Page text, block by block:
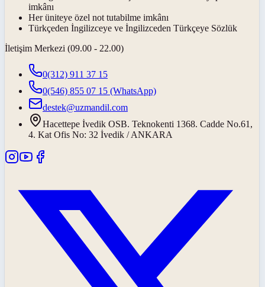
imkânı
Her üniteye özel not tutabilme imkânı
Türkçeden İngilizceye ve İngilizceden Türkçeye Sözlük
İletişim Merkezi (09.00 - 22.00)
0(312) 911 37 15
0(546) 855 07 15 (WhatsApp)
destek@uzmandil.com
Hacettepe İvedik OSB. Teknokenti 1368. Cadde No.61,
4. Kat Ofis No: 32 İvedik / ANKARA